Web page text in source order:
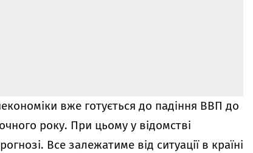
вже готується до падіння ВВП до
року. При цьому у відомстві
Все залежатиме від ситуації в країні